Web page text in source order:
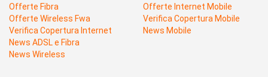
Offerte Fibra
Offerte Wireless Fwa
Verifica Copertura Internet
News ADSL e Fibra
News Wireless
Offerte Internet Mobile
Verifica Copertura Mobile
News Mobile